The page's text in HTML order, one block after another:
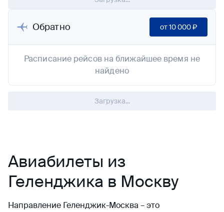
Обратно от10 000 ₽
Расписание рейсов на ближайшее время не
найдено
Загрузка...
Авиабилеты из
Геленджика в Москву
Направление Геленджик-Москва – это